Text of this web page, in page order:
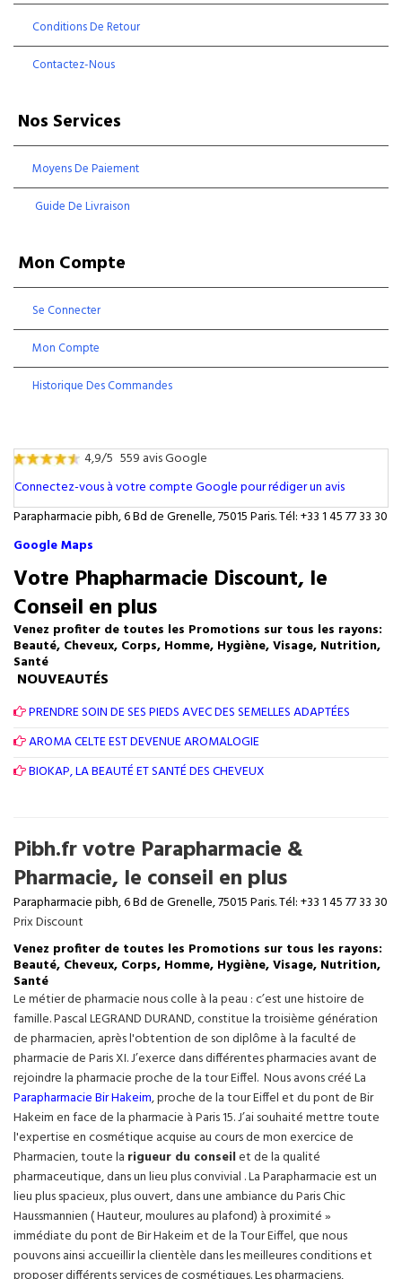
Conditions De Retour
Contactez-Nous
Nos Services
Moyens De Paiement
Guide De Livraison
Mon Compte
Se Connecter
Mon Compte
Historique Des Commandes
4,9/5 559 avis Google
Connectez-vous à votre compte Google pour rédiger un avis
Parapharmacie pibh, 6 Bd de Grenelle, 75015 Paris. Tél: +33 1 45 77 33 30
Google Maps
Votre Phapharmacie Discount, le
Conseil en plus
Venez profiter de toutes les Promotions sur tous les rayons:
Beauté, Cheveux, Corps, Homme, Hygiène, Visage, Nutrition,
Santé
NOUVEAUTÉS
PRENDRE SOIN DE SES PIEDS AVEC DES SEMELLES ADAPTÉES
AROMA CELTE EST DEVENUE AROMALOGIE
BIOKAP, LA BEAUTÉ ET SANTÉ DES CHEVEUX
Pibh.fr votre Parapharmacie &
Pharmacie, le conseil en plus
Parapharmacie pibh, 6 Bd de Grenelle, 75015 Paris. Tél: +33 1 45 77 33 30
Prix Discount
Venez profiter de toutes les Promotions sur tous les rayons:
Beauté, Cheveux, Corps, Homme, Hygiène, Visage, Nutrition,
Santé
Le métier de pharmacie nous colle à la peau : c’est une histoire de
famille. Pascal LEGRAND DURAND, constitue la troisième génération
de pharmacien, après l'obtention de son diplôme à la faculté de
pharmacie de Paris XI. J’exerce dans différentes pharmacies avant de
rejoindre la pharmacie proche de la tour Eiffel. Nous avons créé La
Parapharmacie Bir Hakeim, proche de la tourEiffelet du pont de Bir
Hakeim en face de la pharmacie à Paris 15. J’ai souhaité mettre toute
l'expertise en cosmétique acquise au cours de mon exercice de
Pharmacien, toute la rigueur du conseilet de la qualité
pharmaceutique, dans un lieu plus convivial . La Parapharmacie est un
lieu plus spacieux, plus ouvert, dans une ambiance du Paris Chic
Haussmannien ( Hauteur, moulures au plafond) à proximité »
immédiate du pont de Bir Hakeim et de la Tour Eiffel, que nous
pouvons ainsi accueillir la clientèle dans les meilleures conditions et